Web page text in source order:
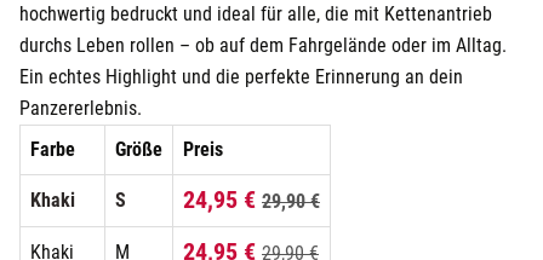
hochwertig bedruckt und ideal für alle, die mit Kettenantrieb
durchs Leben rollen – ob auf dem Fahrgelände oder im Alltag.
Ein echtes Highlight und die perfekte Erinnerung an dein
Panzererlebnis.
Farbe
Größe Preis
Khaki S 24,95 € 29,90 €
Khaki M 24,95 € 29,90 €